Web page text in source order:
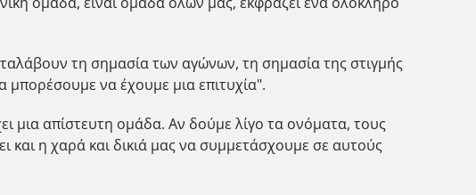
τη σημασία των αγώνων, τη σημασία της στιγμής
μπορέσουμε να έχουμε μια επιτυχία".
μια απίστευτη ομάδα. Αν δούμε λίγο τα ονόματα, τους
και η χαρά και δικιά μας να συμμετάσχουμε σε αυτούς